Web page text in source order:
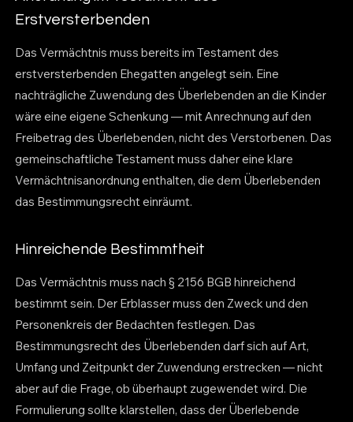
Erstversterbenden
Das Vermächtnis muss bereits im Testament des
erstversterbenden Ehegatten angelegt sein. Eine
nachträgliche Zuwendung des Überlebenden an die Kinder
wäre eine eigene Schenkung — mit Anrechnung auf den
Freibetrag des Überlebenden, nicht des Verstorbenen. Das
gemeinschaftliche Testament muss daher eine klare
Vermächtnisanordnung enthalten, die dem Überlebenden
das Bestimmungsrecht einräumt.
Hinreichende Bestimmtheit
Das Vermächtnis muss nach § 2156 BGB hinreichend
bestimmt sein. Der Erblasser muss den Zweck und den
Personenkreis der Bedachten festlegen. Das
Bestimmungsrecht des Überlebenden darf sich auf Art,
Umfang und Zeitpunkt der Zuwendung erstrecken — nicht
aber auf die Frage, ob überhaupt zugewendet wird. Die
Formulierung sollte klarstellen, dass der Überlebende